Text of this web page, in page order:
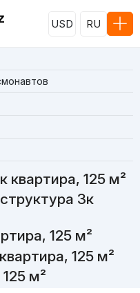
USD RU
квартира, 125 м²
3к
125 м²
125 м²
м²